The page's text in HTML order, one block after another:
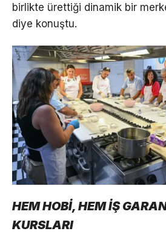
birlikte ürettiği dinamik bir
diye konuştu.
HEM HOBİ, HEM İŞ
KURSLARI